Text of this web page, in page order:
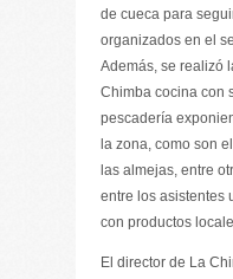
de cueca para
organizados en el
Además, se realizó
Chimba cocina con
pescadería
la zona, como son
las almejas, entre
entre los asistentes
con productos
El director de La